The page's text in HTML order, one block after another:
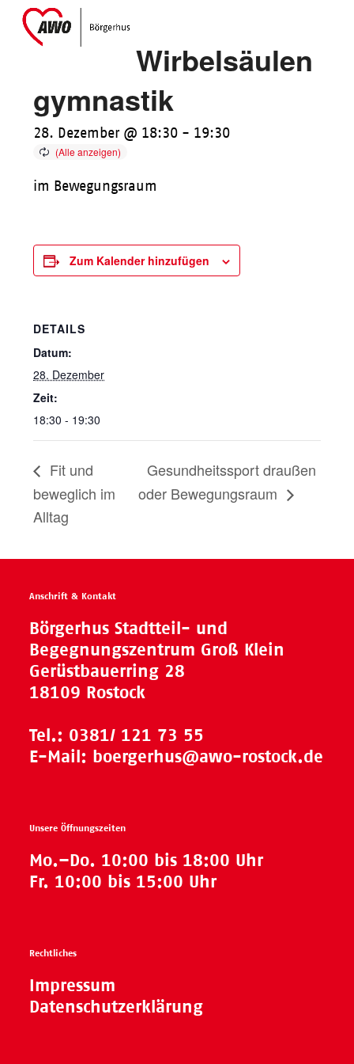
SkipOpen
mobile
Close
mobile
Wirbelsäulen
gymnastik
28. Dezember @ 18:30 - 19:30
im Bewegungsraum
Zum Kalender hinzufügen
DETAILS
Datum:
28. Dezember
Zeit:
18:30 - 19:30
Fit und
beweglich im
Alltag
Gesundheitssport draußen
oder Bewegungsraum
Anschrift & Kontakt
Börgerhus Stadtteil- und
Begegnungszentrum Groß Klein
Gerüstbauerring 28
18109 Rostock
Tel.: 0381/ 121 73 55
E-Mail: boergerhus@awo-rostock.de
Unsere Öffnungszeiten
Mo.–Do. 10:00 bis 18:00 Uhr
Fr. 10:00 bis 15:00 Uhr
Rechtliches
Impressum
Datenschutzerklärung